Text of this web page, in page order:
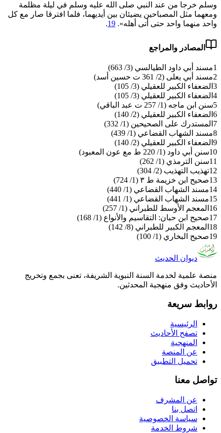
وسلم خرجا من عند النبي صلى الله عليه وسلم في ليلة مظلمة
ومعهما مثل المصباحين ‌يضيئان ‌بين ‌أيديهما، فلما افترقا صار مع كل
واحد منهما واحد حتى أتى أهله». 19
.
المصادر والمراجع
1مسند أبي داود الطيالسي (3/ 663)
2مسند أبي يعلى (2/ 361 ت حسين أسد)
3 الضعفاء الكبير للعقيلي (3/ 105)
4 الضعفاء الكبير للعقيلي (3/ 105)
5سنن ابن ماجه (1/ 257 ت عبد الباقي)
6 الضعفاء الكبير للعقيلي (2/ 140)
7 المستدرك على الصحيحين (1/ 332)
8مسند الشهاب القضاعي (1/ 439)
9 الضعفاء الكبير للعقيلي (2/ 140)
10سنن أبي داود (1/ 220 ط مع عون المعبود)
11سنن الترمذي (1/ 262)
12تهذيب التهذيب (2/ 304)
13صحيح ابن خزيمة ط ٣ (1/ 724)
14مسند الشهاب القضاعي (1/ 440)
15مسند الشهاب القضاعي (1/ 441)
16 المعجم الأوسط للطبراني (1/ 257)
17صحيح ابن حبان: التقاسيم والأنواع (1/ 168)
18 المعجم الكبير للطبراني (8/ 142)
19صحيح البخاري (1/ 100)
ديوان الحديث
منصة علمية لخدمة السنة النبوية الشريفة، تعنى بجمع وتخريج
الأحاديث وفق منهجية المحدثين.
روابط سريعة
الرئيسية
تصفح الأحاديث
المنهجية
عن المنصة
تحميل التطبيق
تواصل معنا
عن المشرف
اتصل بنا
سياسة الخصوصية
شروط الخدمة